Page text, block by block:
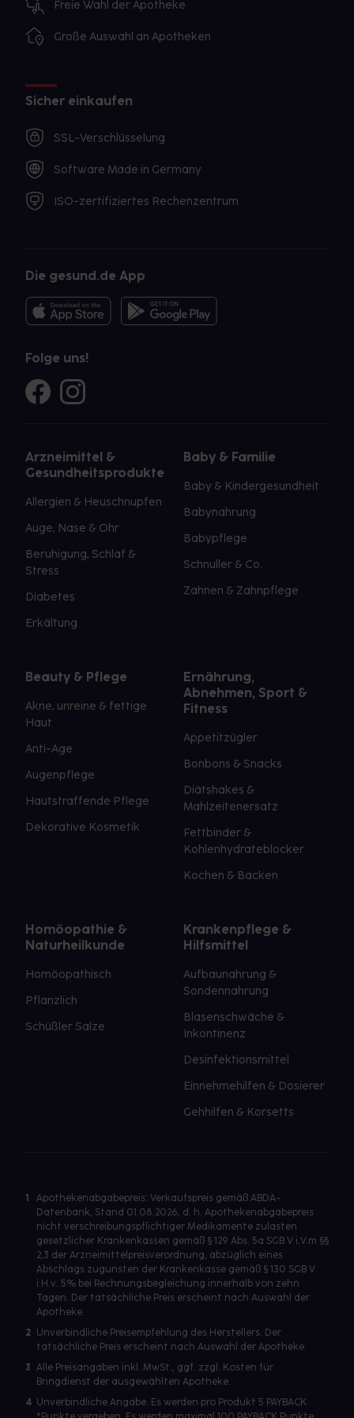
Freie Wahl der Apotheke
Große Auswahl an Apotheken
Sicher einkaufen
SSL-Verschlüsselung
Software Made in Germany
ISO-zertifiziertes Rechenzentrum
Die gesund.de App
Folge uns!
Arzneimittel &
Gesundheitsprodukte
Allergien & Heuschnupfen
Auge, Nase & Ohr
Beruhigung, Schlaf &
Stress
Diabetes
Erkältung
Baby & Familie
Baby & Kindergesundheit
Babynahrung
Babypflege
Schnuller & Co.
Zahnen & Zahnpflege
Beauty & Pflege
Akne, unreine & fettige
Haut
Anti-Age
Augenpflege
Hautstraffende Pflege
Dekorative Kosmetik
Ernährung,
Abnehmen, Sport &
Fitness
Appetitzügler
Bonbons & Snacks
Diätshakes &
Mahlzeitenersatz
Fettbinder &
Kohlenhydrateblocker
Kochen & Backen
Homöopathie &
Naturheilkunde
Homöopathisch
Pflanzlich
Schüßler Salze
Krankenpflege &
Hilfsmittel
Aufbaunahrung &
Sondennahrung
Blasenschwäche &
Inkontinenz
Desinfektionsmittel
Einnehmehilfen & Dosierer
Gehhilfen & Korsetts
1
Apothekenabgabepreis: Verkaufspreis gemäß ABDA-
Datenbank, Stand 01.08.2026, d. h. Apothekenabgabepreis
nicht verschreibungspflichtiger Medikamente zulasten
gesetzlicher Krankenkassen gemäß § 129 Abs. 5a SGB V i.V.m §§
2,3 der Arzneimittelpreisverordnung, abzüglich eines
Abschlags zugunsten der Krankenkasse gemäß § 130 SGB V
i.H.v. 5% bei Rechnungsbegleichung innerhalb von zehn
Tagen. Der tatsächliche Preis erscheint nach Auswahl der
Apotheke.
2 Unverbindliche Preisempfehlung des Herstellers. Der
tatsächliche Preis erscheint nach Auswahl der Apotheke.
3 Alle Preisangaben inkl. MwSt., ggf. zzgl. Kosten für
Bringdienst der ausgewählten Apotheke.
4 Unverbindliche Angabe. Es werden pro Produkt 5 PAYBACK